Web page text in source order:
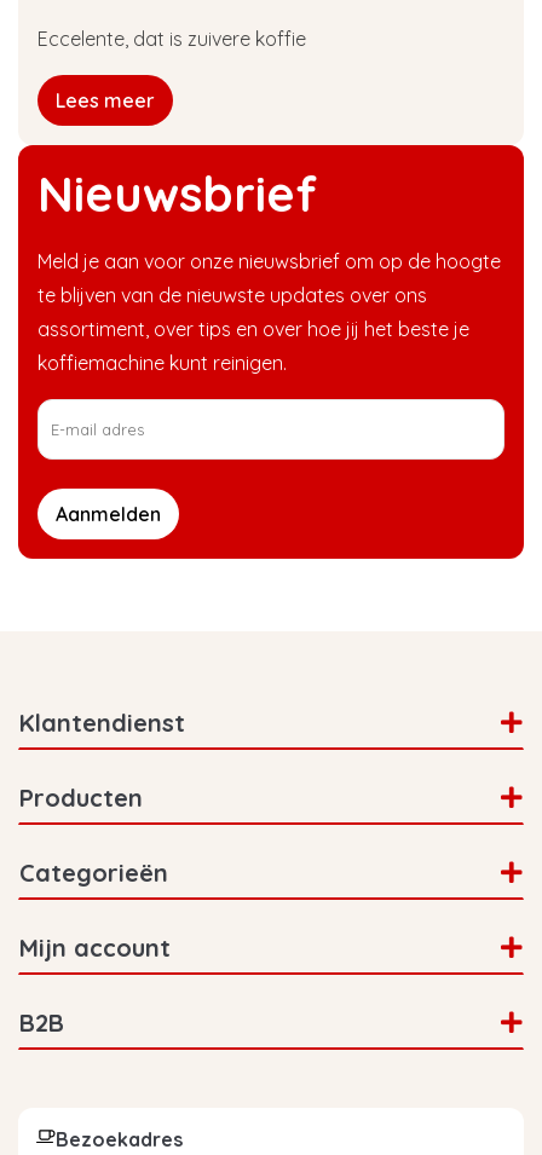
Nieuwsbrief
Meld je aan voor onze nieuwsbrief om op de hoogte
te blijven van de nieuwste updates over ons
assortiment, over tips en over hoe jij het beste je
koffiemachine kunt reinigen.
Aanmelden
Eccelente, dat is zuivere koffie
Lees meer
Klantendienst
Producten
Categorieën
Mijn account
B2B
Bezoekadres